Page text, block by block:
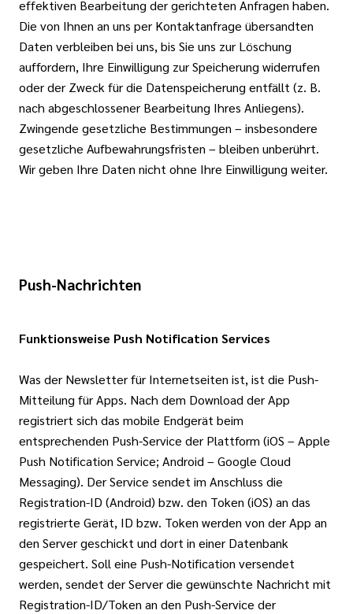
effektiven Bearbeitung der gerichteten Anfragen haben.
Die von Ihnen an uns per Kontaktanfrage übersandten
Daten verbleiben bei uns, bis Sie uns zur Löschung
auffordern, Ihre Einwilligung zur Speicherung widerrufen
oder der Zweck für die Datenspeicherung entfällt (z. B.
nach abgeschlossener Bearbeitung Ihres Anliegens).
Zwingende gesetzliche Bestimmungen – insbesondere
gesetzliche Aufbewahrungsfristen – bleiben unberührt.
Wir geben Ihre Daten nicht ohne Ihre Einwilligung weiter.
Push-Nachrichten
Funktionsweise Push Notification Services
Was der Newsletter für Internetseiten ist, ist die Push-
Mitteilung für Apps. Nach dem Download der App
registriert sich das mobile Endgerät beim
entsprechenden Push-Service der Plattform (iOS – Apple
Push Notification Service; Android – Google Cloud
Messaging). Der Service sendet im Anschluss die
Registration-ID (Android) bzw. den Token (iOS) an das
registrierte Gerät, ID bzw. Token werden von der App an
den Server geschickt und dort in einer Datenbank
gespeichert. Soll eine Push-Notification versendet
werden, sendet der Server die gewünschte Nachricht mit
Registration-ID/Token an den Push-Service der